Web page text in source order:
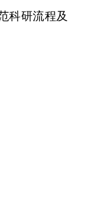
科研流程及